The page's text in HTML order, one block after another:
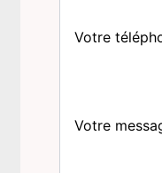
Votre
Votre